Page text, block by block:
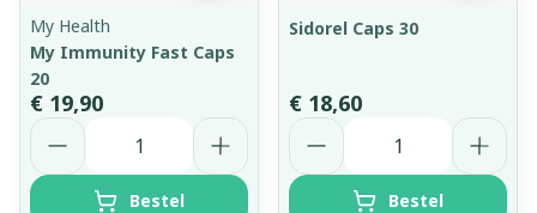
My Health
My Immunity Fast Caps
20
€ 19,90
Aantal
Bestel
Sidorel Caps 30
€ 18,60
Aantal
Bestel